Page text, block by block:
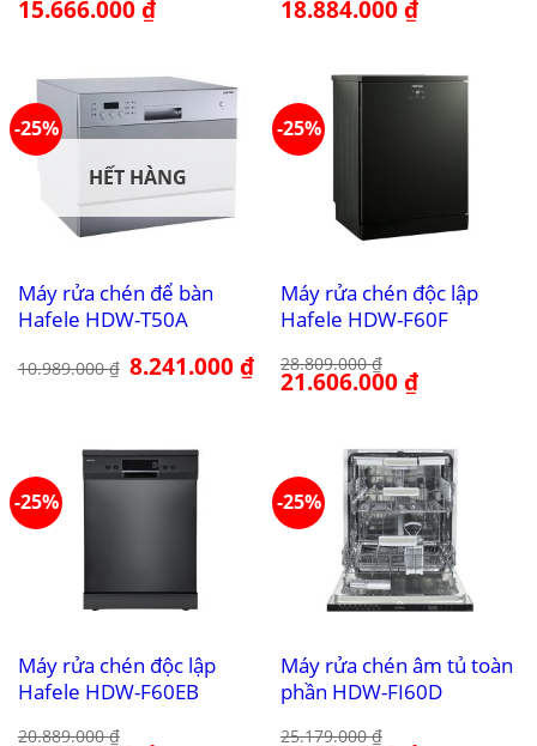
Giá
gốc
15.666.000₫Giá
hiện
Giá
gốc
18.884.000₫Giá
hiện
-25%
HẾT HÀNG
Máy rửa chén để bàn
Hafele HDW-T50A
10.989.000₫ Giá
gốc
8.241.000₫Giá
hiện
-25%
Máy rửa chén độc lập
Hafele HDW-F60F
28.809.000₫
Giá
gốc
21.606.000₫Giá
hiện
-25%
Máy rửa chén độc lập
Hafele HDW-F60EB
20.889.000₫
-25%
Máy rửa chén âm tủ toàn
phần HDW-FI60D
25.179.000₫